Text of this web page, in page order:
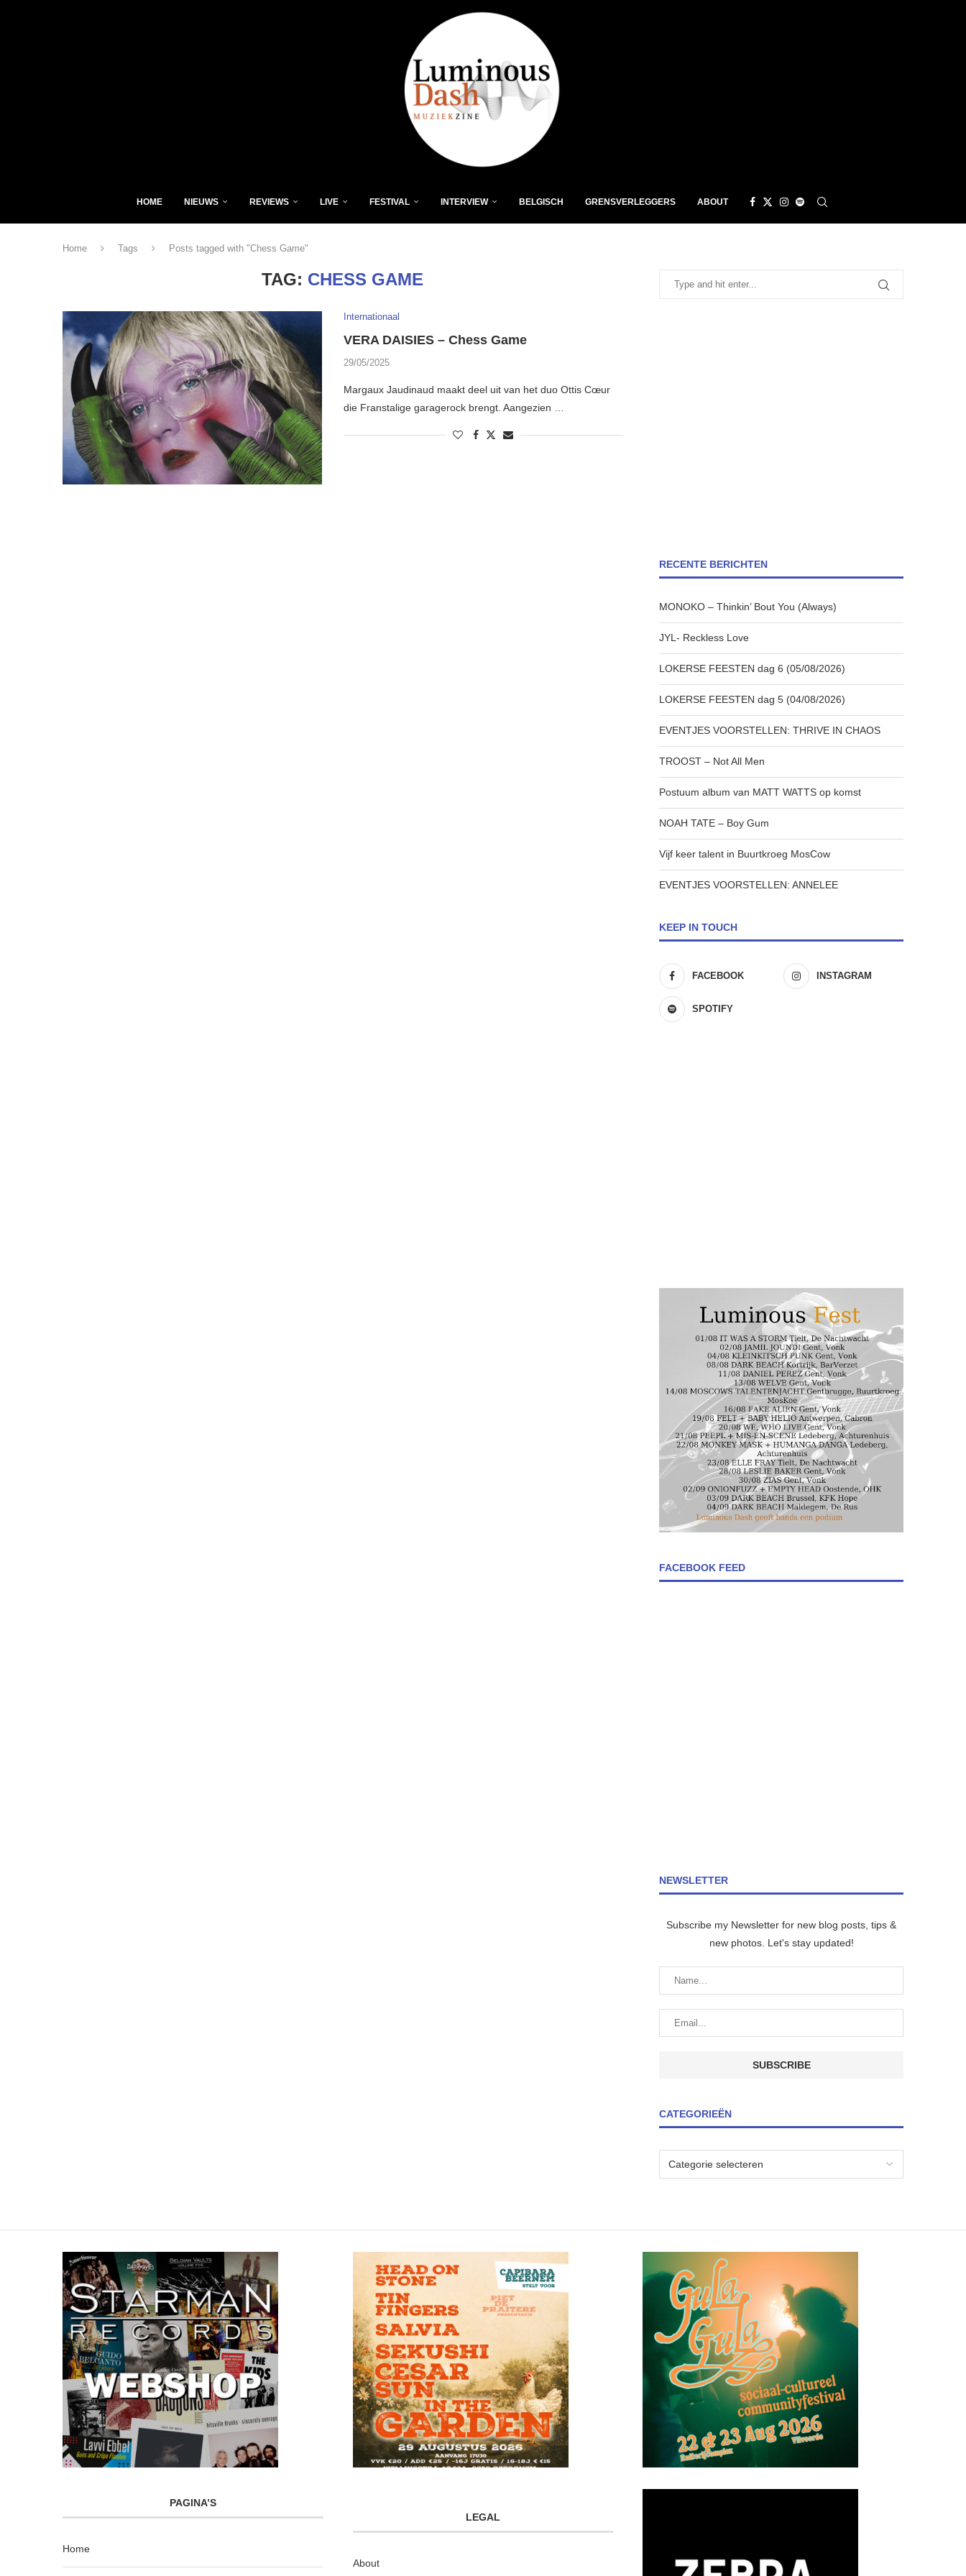
HOME NIEUWS REVIEWS LIVE FESTIVAL INTERVIEW BELGISCH GRENSVERLEGGERS ABOUT
Home Tags Posts tagged with "Chess Game"
TAG: CHESS GAME
Internationaal
VERA DAISIES – Chess Game
29/05/2025
Margaux Jaudinaud maakt deel uit van het duo Ottis Cœur
die Franstalige garagerock brengt. Aangezien …
RECENTE BERICHTEN
MONOKO – Thinkin’ Bout You (Always)
JYL- Reckless Love
LOKERSE FEESTEN dag 6 (05/08/2026)
LOKERSE FEESTEN dag 5 (04/08/2026)
EVENTJES VOORSTELLEN: THRIVE IN CHAOS
TROOST – Not All Men
Postuum album van MATT WATTS op komst
NOAH TATE – Boy Gum
Vijf keer talent in Buurtkroeg MosCow
EVENTJES VOORSTELLEN: ANNELEE
KEEP IN TOUCH
FACEBOOK INSTAGRAM
SPOTIFY
FACEBOOK FEED
NEWSLETTER
Subscribe my Newsletter for new blog posts, tips &
new photos. Let's stay updated!
CATEGORIEËN
PAGINA’S
Home
LEGAL
About